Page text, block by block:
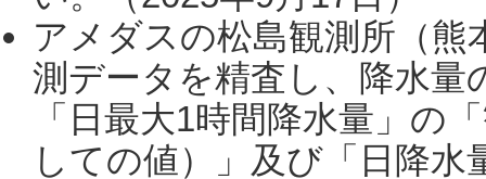
アメダスの松島観測所（熊
測データを精査し、降水
「日最大1時間降水量」の
しての値）」及び「日降